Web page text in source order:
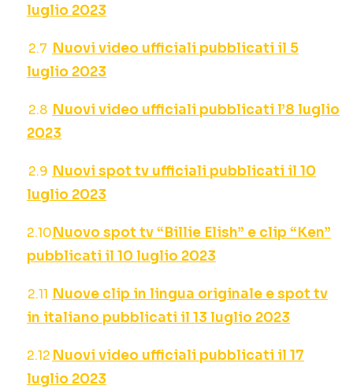
luglio 2023
Nuovi video ufficiali pubblicati il 5
luglio 2023
Nuovi video ufficiali pubblicati l’8 luglio
2023
Nuovi spot tv ufficiali pubblicati il 10
luglio 2023
Nuovo spot tv “Billie Elish” e clip “Ken”
pubblicati il 10 luglio 2023
Nuove clip in lingua originale e spot tv
in italiano pubblicati il 13 luglio 2023
Nuovi video ufficiali pubblicati il 17
luglio 2023